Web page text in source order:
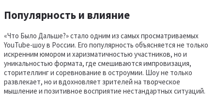
Популярность и влияние
«Что Было Дальше?» стало одним из самых просматриваемых
YouTube-шоу в России. Его популярность объясняется не только
искренним юмором и харизматичностью участников, но и
уникальностью формата, где смешиваются импровизация,
сторителлинг и соревнование в остроумии. Шоу не только
развлекает, но и вдохновляет зрителей на творческое
мышление и позитивное восприятие нестандартных ситуаций.